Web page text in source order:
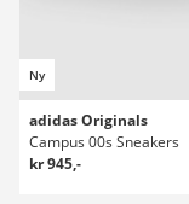
Ny
adidas Originals
Campus 00s Sneakers
kr 945,-